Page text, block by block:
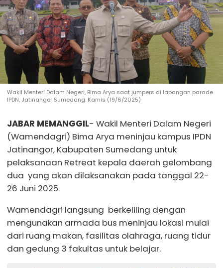
Wakil Menteri Dalam Negeri, Bima Arya saat jumpers di lapangan parade
IPDN, Jatinangor Sumedang. Kamis (19/6/2025)
JABAR MEMANGGIL- Wakil Menteri Dalam Negeri
(Wamendagri) Bima Arya meninjau kampus IPDN
Jatinangor, Kabupaten Sumedang untuk
pelaksanaan Retreat kepala daerah gelombang
dua yang akan dilaksanakan pada tanggal 22-
26 Juni 2025.
Wamendagri langsung berkeliling dengan
mengunakan armada bus meninjau lokasi mulai
dari ruang makan, fasilitas olahraga, ruang tidur
dan gedung 3 fakultas untuk belajar.